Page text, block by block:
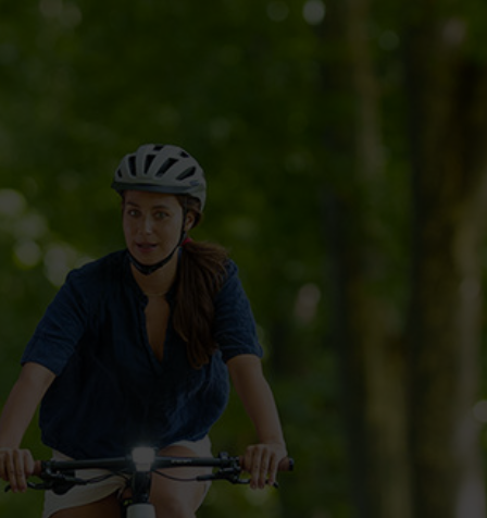
Wir sind Qualität
Fragen - Antworten / FAQ
Finde die richtige Rahmengröße